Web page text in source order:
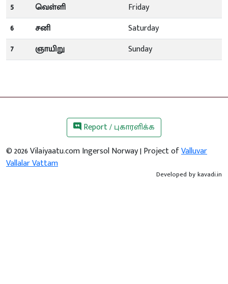
5
வெள்ளி
Friday
6
சனி
Saturday
7
ஞாயிறு Sunday
Report / புகாரளிக்க
©2026Vilaiyaatu.com Ingersol Norway | Project ofValluvar
Vallalar Vattam
Developed bykavadi.in